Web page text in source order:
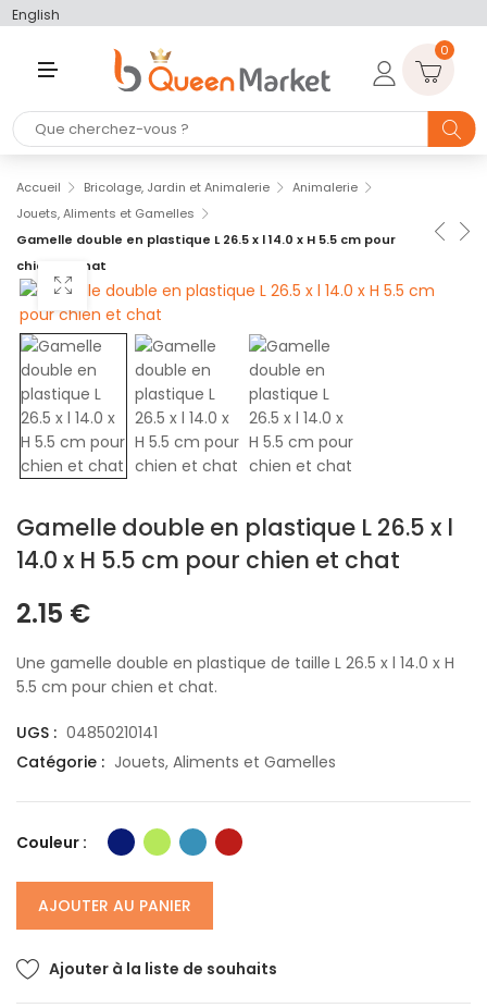
English
U
0
Accueil Bricolage, Jardin et Animalerie
Animalerie
Jouets, Aliments et Gamelles
Gamelle double en plastique L 26.5 x l 14.0 x H 5.5 cm pour
chien et chat
Gamelle double en plastique L 26.5 x l
14.0 x H 5.5 cm pour chien et chat
2.15 €
Une gamelle double en plastique de taille L 26.5 x l 14.0 x H
5.5 cm pour chien et chat.
UGS : 04850210141
Catégorie : Jouets, Aliments et Gamelles
Couleur :
AJOUTER AU PANIER
Ajouter à la liste de souhaits